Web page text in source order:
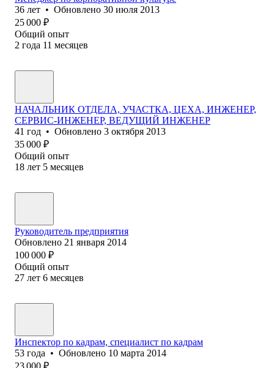
36 лет • Обновлено 30 июля 2013
25 000 ₽
Общий опыт
2 года 11 месяцев
НАЧАЛЬНИК ОТДЕЛА, УЧАСТКА, ЦЕХА, ИНЖЕНЕР,
СЕРВИС-ИНЖЕНЕР, ВЕДУЩИЙ ИНЖЕНЕР
41 год • Обновлено 3 октября 2013
35 000 ₽
Общий опыт
18 лет 5 месяцев
Руководитель предприятия
Обновлено 21 января 2014
100 000 ₽
Общий опыт
27 лет 6 месяцев
Инспектор по кадрам, специалист по кадрам
53 года • Обновлено 10 марта 2014
23 000 ₽